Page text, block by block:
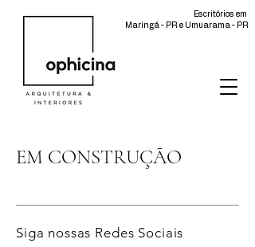
Escritórios em
Maringá - PR e Umuarama - PR
EM CONSTRUÇÃO
Siga nossas Redes Sociais